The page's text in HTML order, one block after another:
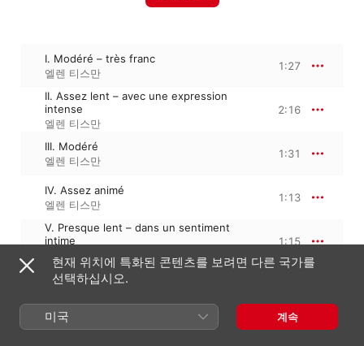
I. Modéré – très franc
엘렌 티스만
1:27
II. Assez lent – avec une expression
intense
엘렌 티스만
2:16
III. Modéré
엘렌 티스만
1:31
IV. Assez animé
엘렌 티스만
1:13
V. Presque lent – dans un sentiment
intime
엘렌 티스만
1:15
VI. Vif
VII. Moins vif
2:45
현재 위치에 특화된 콘텐츠를 보려면 다른 국가를
선택하십시오.
미국 계속